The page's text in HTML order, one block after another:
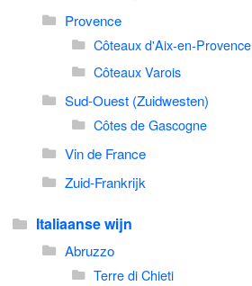
Provence
Côteaux d'Aix-en-Provence
Côteaux Varois
Sud-Ouest (Zuidwesten)
Côtes de Gascogne
Vin de France
Zuid-Frankrijk
Italiaanse wijn
Abruzzo
Terre di Chieti